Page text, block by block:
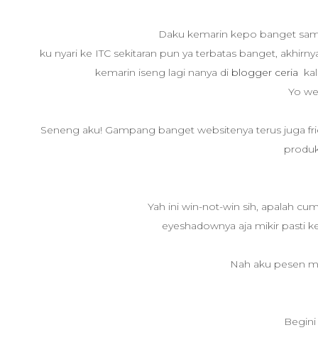
Daku kemarin kepo banget
ku nyari ke ITC sekitaran pun ya terbatas banget,
kemarin iseng lagi nanya di blogger ceria
Yo
Seneng aku! Gampang banget websitenya terus juga
Yah ini win-not-win sih, apalah
eyeshadownya aja mikir pasti
Nah aku pesen